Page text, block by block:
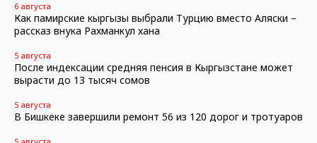
6 августа
Как памирские кыргызы выбрали Турцию вместо Аляски –
рассказ внука Рахманкул хана
5 августа
После индексации средняя пенсия в Кыргызстане может
вырасти до 13 тысяч сомов
5 августа
В Бишкеке завершили ремонт 56 из 120 дорог и тротуаров